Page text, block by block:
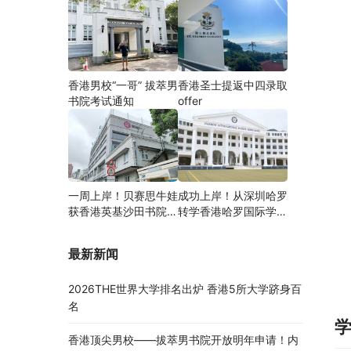
香港男校“一哥” 拔萃男
书院考试通知
香港圣士提返中四录取
offer
一周上岸！贝赛思牛娃
获香港英基沙田书院录
成功上岸！从深圳哈罗
转学香港哈罗国际学
最新新闻
2026THE世界大学排名出炉 香港5所大学跻身百
名
香港顶尖男校——拔萃男书院开放明年申请！内